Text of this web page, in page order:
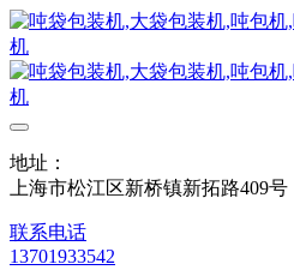
地址：
上海市松江区新桥镇新拓路409号
联系电话
13701933542